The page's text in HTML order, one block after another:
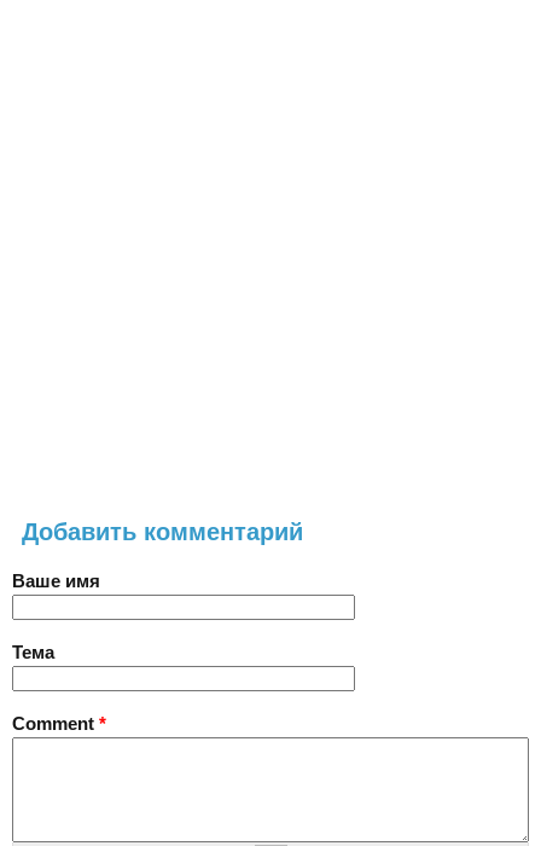
Добавить комментарий
Ваше имя
Тема
Comment *